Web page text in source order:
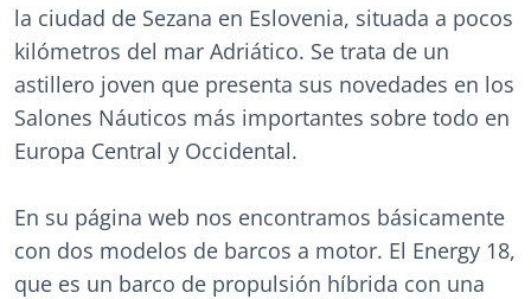
la ciudad de Sezana en Eslovenia, situada a pocos
kilómetros del mar Adriático. Se trata de un
astillero joven que presenta sus novedades en los
Salones Náuticos más importantes sobre todo en
Europa Central y Occidental.
En su página web nos encontramos básicamente
con dos modelos de barcos a motor. El Energy 18,
que es un barco de propulsión híbrida con una